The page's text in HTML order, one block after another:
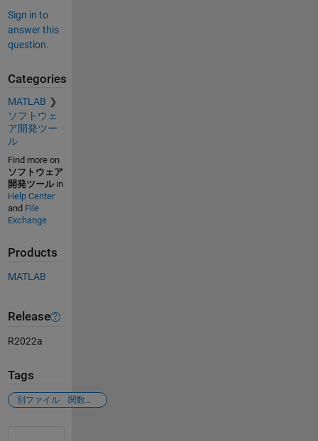
Sign in to
answer this
question.
Categories
MATLAB
ソフトウェ
ア開発ツー
ル
Find more on
ソフトウェア
開発ツールin
Help Center
and File
Exchange
Products
MATLAB
Release
R2022a
Tags
別ファイル 関数呼び出し